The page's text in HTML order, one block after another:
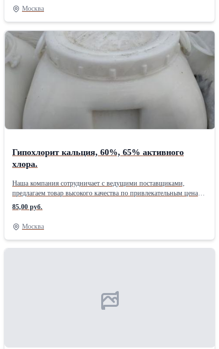
находит себе применение в химической нефтедобывающей и
нефтеперерабатывающей промышленности, а также в качестве
хладагента в холодильной технике, в строительстве,
коммунальном хозяйстве для борьбы с гололедом. Обратившись
к нам, вы сможете приобрести качественную продукцию по
привлекательным ценам. Необходимую информацию об этом и
других товарах вы сможете уточнить, связавшись с нашими
специалистами.
Москва
Гипохлорит кальция, 60%, 65% активного
хлора.
Наша компания сотрудничает с ведущими поставщиками,
предлагаем товар высокого качества по привлекательным ценам.
Представленная продукция реализуется емкостями объемом по
25,40, 50 кг. Производство – Китай. Наибольшую популярность
данное вещество имеет при выполнении работ по
обеззараживанию поверхностей таких, как оборудование,
посуда, мебель, игрушки, в медицинских учреждениях, а также
85,00 руб.
Москва